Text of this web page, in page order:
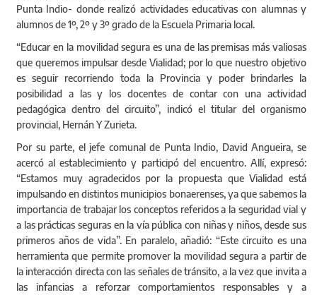
Punta Indio- donde realizó actividades educativas con alumnas y
alumnos de 1º, 2º y 3º grado de la Escuela Primaria local.
“Educar en la movilidad segura es una de las premisas más valiosas
que queremos impulsar desde Vialidad; por lo que nuestro objetivo
es seguir recorriendo toda la Provincia y poder brindarles la
posibilidad a las y los docentes de contar con una actividad
pedagógica dentro del circuito”, indicó el titular del organismo
provincial, Hernán Y Zurieta.
Por su parte, el jefe comunal de Punta Indio, David Angueira, se
acercó al establecimiento y participó del encuentro. Allí, expresó:
“Estamos muy agradecidos por la propuesta que Vialidad está
impulsando en distintos municipios bonaerenses, ya que sabemos la
importancia de trabajar los conceptos referidos a la seguridad vial y
a las prácticas seguras en la vía pública con niñas y niños, desde sus
primeros años de vida”. En paralelo, añadió: “Este circuito es una
herramienta que permite promover la movilidad segura a partir de
la interacción directa con las señales de tránsito, ala vez que invita a
las infancias a reforzar comportamientos responsables y a